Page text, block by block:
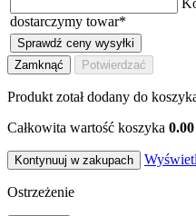
dostarczymy towar*
Sprawdź ceny wysyłki
Zamknąć
Potwierdzać
Produkt zotał dodany do
Całkowita wartość koszyka
Kontynuuj w zakupach
Ostrzeżenie